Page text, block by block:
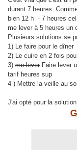
durant 7 heures.
bien 12 h - 7 heures
me lever à 5 heures un
Plusieurs solutions se
1) Le faire pour le dîner
2) Le cuire en 2 fois
3) me lever Faire lever
tarif heures sup
4 ) Mettre la veille au
J'ai opté pour la solution